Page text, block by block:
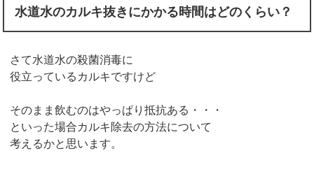
水道水のカルキ抜きにかかる時間はどのくらい？
さて水道水の殺菌消毒に
役立っているカルキですけど
そのまま飲むのはやっぱり抵抗ある・・・
といった場合カルキ除去の方法について
考えるかと思います。